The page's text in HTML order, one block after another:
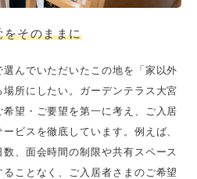
をそのままに
んでいただいたこの地を「家以外
所にしたい。ガーデンテラス大宮
望・ご要望を第一に考え、ご入居
ビスを徹底しています。例えば、
、面会時間の制限や共有スペース
ことなく、ご入居者さまのご希望